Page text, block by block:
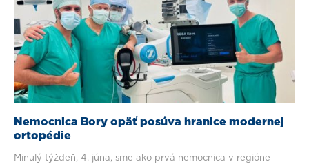
Nemocnica Bory opäť posúva hranice modernej
ortopédie
Minulý týždeň, 4. júna, sme ako prvá nemocnica v regióne